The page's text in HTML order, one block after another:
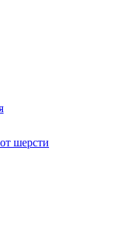
шерсти